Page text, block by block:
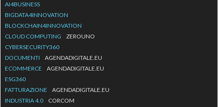
AI4BUSINESS
BIGDATA4INNOVATION
BLOCKCHAIN4INNOVATION
CLOUD COMPUTING
ZEROUNO
CYBERSECURITY360
DOCUMENTI
AGENDADIGITALE.EU
ECOMMERCE
AGENDADIGITALE.EU
ESG360
FATTURAZIONE
AGENDADIGITALE.EU
INDUSTRIA 4.0
CORCOM